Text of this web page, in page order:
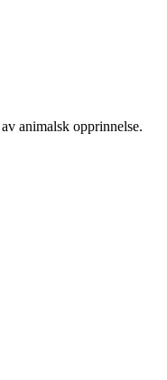
animalsk opprinnelse.